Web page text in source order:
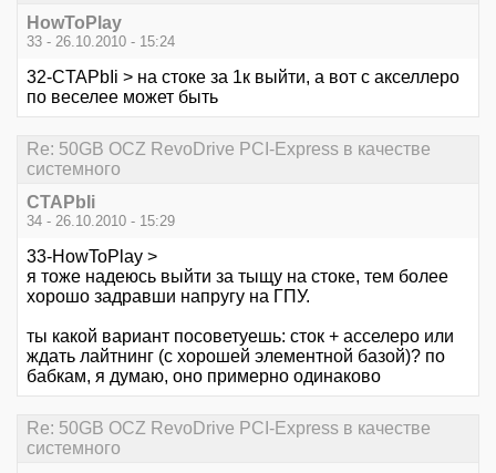
HowToPlay
33 - 26.10.2010 - 15:24
32-CTAPbIi > на стоке за 1к выйти, а вот с акселлеро
по веселее может быть
Re: 50GB OCZ RevoDrive PCI-Express в качестве
системного
CTAPbIi
34 - 26.10.2010 - 15:29
33-HowToPlay >
я тоже надеюсь выйти за тыщу на стоке, тем более
хорошо задравши напругу на ГПУ.
ты какой вариант посоветуешь: сток + асселеро или
ждать лайтнинг (с хорошей элементной базой)? по
бабкам, я думаю, оно примерно одинаково
Re: 50GB OCZ RevoDrive PCI-Express в качестве
системного